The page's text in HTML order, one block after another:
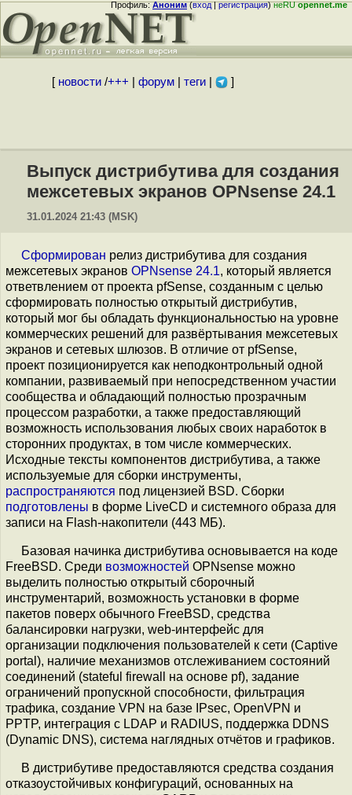
Профиль:Аноним(вход|регистрация)неRUopennet.me
[ новости/+++ форум| теги| ]
Выпуск дистрибутива для создания
межсетевых экранов OPNsense 24.1
31.01.2024 21:43 (MSK)
Сформирован релиз дистрибутива для создания
межсетевых экранов OPNsense 24.1, который является
ответвлением от проекта pfSense, созданным с целью
сформировать полностью открытый дистрибутив,
который мог бы обладать функциональностью на уровне
коммерческих решений для развёртывания межсетевых
экранов и сетевых шлюзов. В отличие от pfSense,
проект позиционируется как неподконтрольный одной
компании, развиваемый при непосредственном участии
сообщества и обладающий полностью прозрачным
процессом разработки, а также предоставляющий
возможность использования любых своих наработок в
сторонних продуктах, в том числе коммерческих.
Исходные тексты компонентов дистрибутива, а также
используемые для сборки инструменты,
распространяются под лицензией BSD. Сборки
подготовлены в форме LiveCD и системного образа для
записи на Flash-накопители (443 МБ).
Базовая начинка дистрибутива основывается на коде
FreeBSD. Среди возможностей OPNsense можно
выделить полностью открытый сборочный
инструментарий, возможность установки в форме
пакетов поверх обычного FreeBSD, средства
балансировки нагрузки, web-интерфейс для
организации подключения пользователей к сети (Captive
portal), наличие механизмов отслеживанием состояний
соединений (stateful firewall на основе pf), задание
ограничений пропускной способности, фильтрация
трафика, создание VPN на базе IPsec, OpenVPN и
PPTP, интеграция с LDAP и RADIUS, поддержка DDNS
(Dynamic DNS), система наглядных отчётов и графиков.
В дистрибутиве предоставляются средства создания
отказоустойчивых конфигураций, основанных на